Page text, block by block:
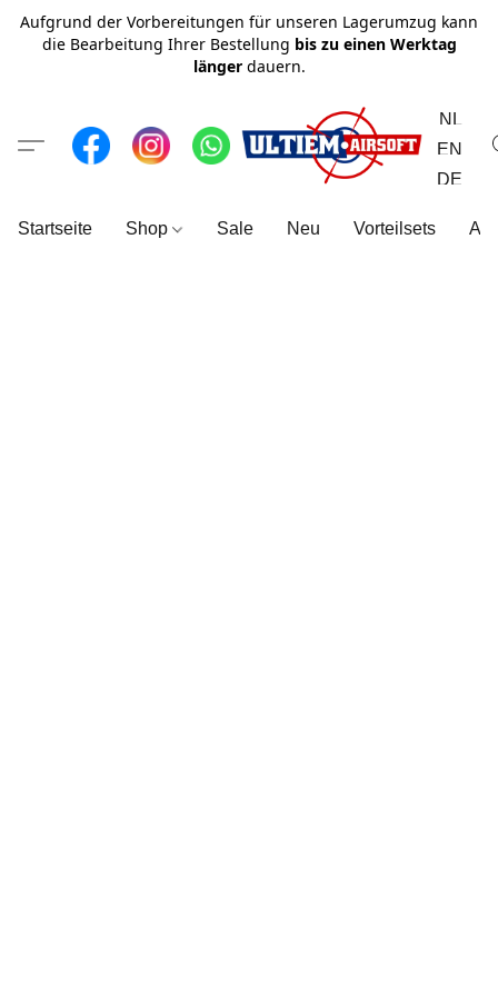
Aufgrund der Vorbereitungen für unseren Lagerumzug kann
die Bearbeitung Ihrer Bestellung bis zu einen Werktag
längerdauern.
NL
EN
DE
Startseite Shop Sale Neu Vorteilsets